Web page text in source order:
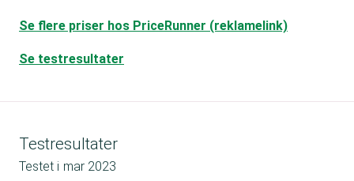
Se flere priser hos PriceRunner (reklamelink)
Se testresultater
Testresultater
Testet i mar 2023